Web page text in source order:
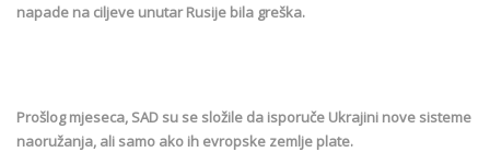
napade na ciljeve unutar Rusije bila greška.
Prošlog mjeseca, SAD su se složile da isporuče Ukrajini nove sisteme
naoružanja, ali samo ako ih evropske zemlje plate.